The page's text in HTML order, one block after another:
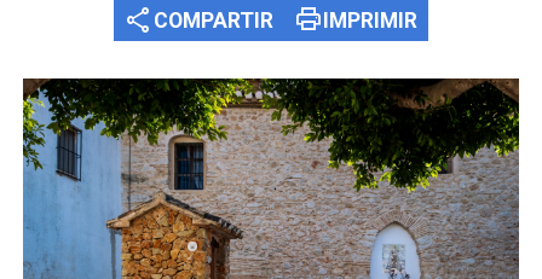
share COMPARTIR printIMPRIMIR